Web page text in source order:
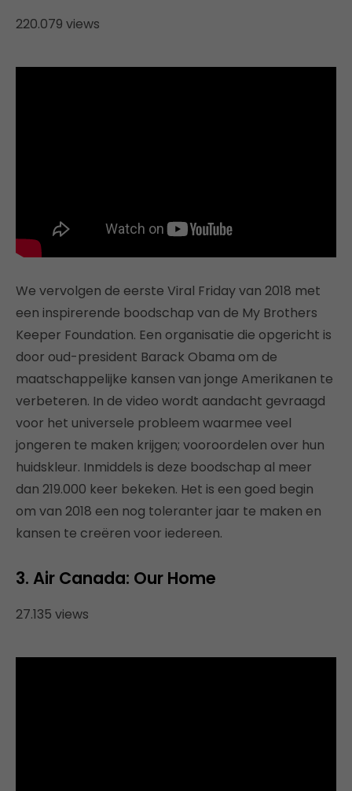
220.079 views
We vervolgen de eerste Viral Friday van 2018 met
een inspirerende boodschap van de My Brothers
Keeper Foundation. Een organisatie die opgericht is
door oud-president Barack Obama om de
maatschappelijke kansen van jonge Amerikanen te
verbeteren. In de video wordt aandacht gevraagd
voor het universele probleem waarmee veel
jongeren te maken krijgen; vooroordelen over hun
huidskleur. Inmiddels is deze boodschap al meer
dan 219.000 keer bekeken. Het is een goed begin
om van 2018 een nog toleranter jaar te maken en
kansen te creëren voor iedereen.
3. Air Canada: Our Home
27.135 views